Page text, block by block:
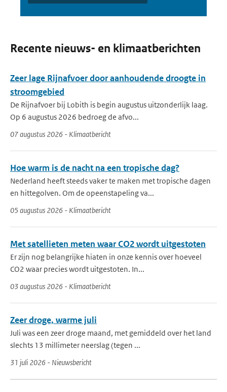
Recente nieuws- en klimaatberichten
Zeer lage Rijnafvoer door aanhoudende droogte in
stroomgebied
De Rijnafvoer bij Lobith is begin augustus uitzonderlijk laag.
Op 6 augustus 2026 bedroeg de afvo...
07 augustus 2026 - Klimaatbericht
Hoe warm is de nacht na een tropische dag?
Nederland heeft steeds vaker te maken met tropische dagen
en hittegolven. Om de opeenstapeling va...
05 augustus 2026 - Klimaatbericht
Met satellieten meten waar CO2 wordt uitgestoten
Er zijn nog belangrijke hiaten in onze kennis over hoeveel
CO2 waar precies wordt uitgestoten. In...
03 augustus 2026 - Klimaatbericht
Zeer droge, warme juli
Juli was een zeer droge maand, met gemiddeld over het land
slechts 13 millimeter neerslag (tegen ...
31 juli 2026 - Nieuwsbericht